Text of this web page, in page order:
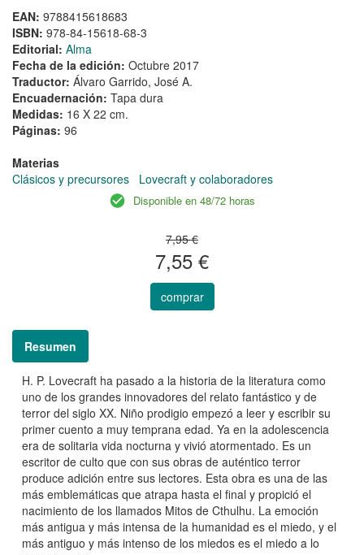
EAN: 9788415618683
ISBN: 978-84-15618-68-3
Editorial: Alma
Fecha de la edición: Octubre 2017
Traductor: Álvaro Garrido, José A.
Encuadernación: Tapa dura
Medidas: 16 X 22 cm.
Páginas: 96
Materias
Clásicos y precursores
Lovecraft y colaboradores
Disponible en 48/72 horas
7,95 €
7,55 €
comprar
Resumen
H. P. Lovecraft ha pasado a la historia de la literatura como
uno de los grandes innovadores del relato fantástico y de
terror del siglo XX. Niño prodigio empezó a leer y escribir su
primer cuento a muy temprana edad. Ya en la adolescencia
era de solitaria vida nocturna y vivió atormentado. Es un
escritor de culto que con sus obras de auténtico terror
produce adición entre sus lectores. Esta obra es una de las
más emblemáticas que atrapa hasta el final y propició el
nacimiento de los llamados Mitos de Cthulhu. La emoción
más antigua y más intensa de la humanidad es el miedo, y el
más antiguo y más intenso de los miedos es el miedo a lo